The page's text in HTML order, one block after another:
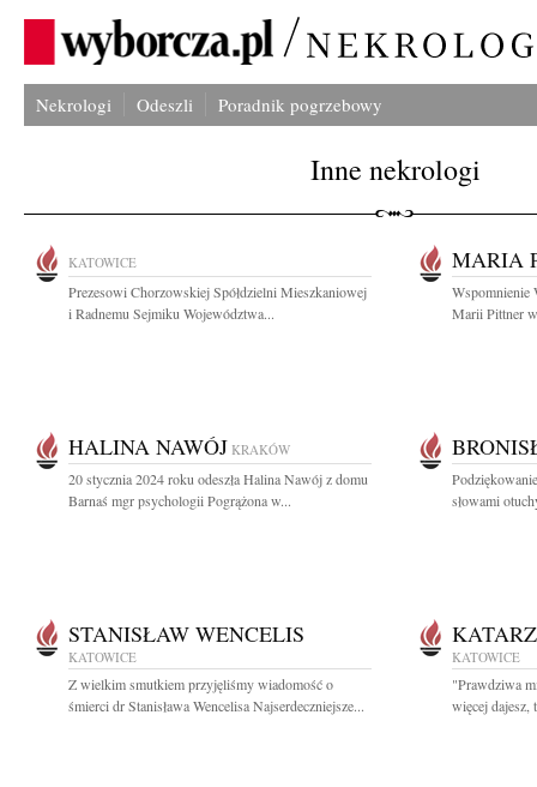
Nekrologi Odeszli Poradnik pogrzebowy
Inne nekrologi
KATOWICE
Prezesowi Chorzowskiej Spółdzielni Mieszkaniowej
i Radnemu Sejmiku Województwa...
MARIA
Wspomnienie
Marii Pittner
HALINA NAWÓJ KRAKÓW
20 stycznia 2024 roku odeszła Halina Nawój z domu
Barnaś mgr psychologii Pogrążona w...
słowami
STANISŁAW WENCELIS
KATOWICE
Z wielkim smutkiem przyjęliśmy wiadomość o
śmierci dr Stanisława Wencelisa Najserdeczniejsze...
KATOWICE
"Prawdziwa
więcej dajesz,